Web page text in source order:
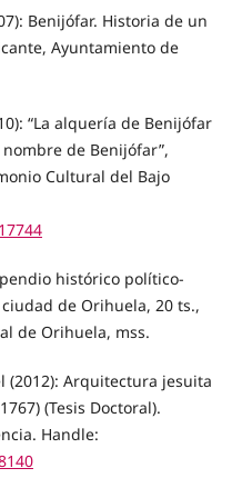
Benijófar. Historia de un
Ayuntamiento de
“La alquería de Benijófar
de Benijófar”,
Cultural del Bajo
histórico político-
de Orihuela, 20 ts.,
de Orihuela, mss.
(2012): Arquitectura jesuita
(Tesis Doctoral).
Handle: